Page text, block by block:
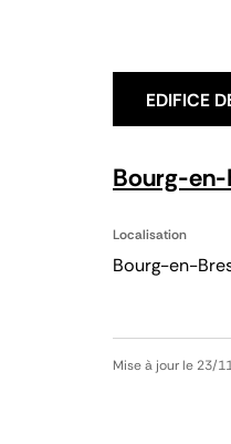
EDIFICE
Bourg-en-
Localisation
Bourg-en-
Mise à jour le 23/